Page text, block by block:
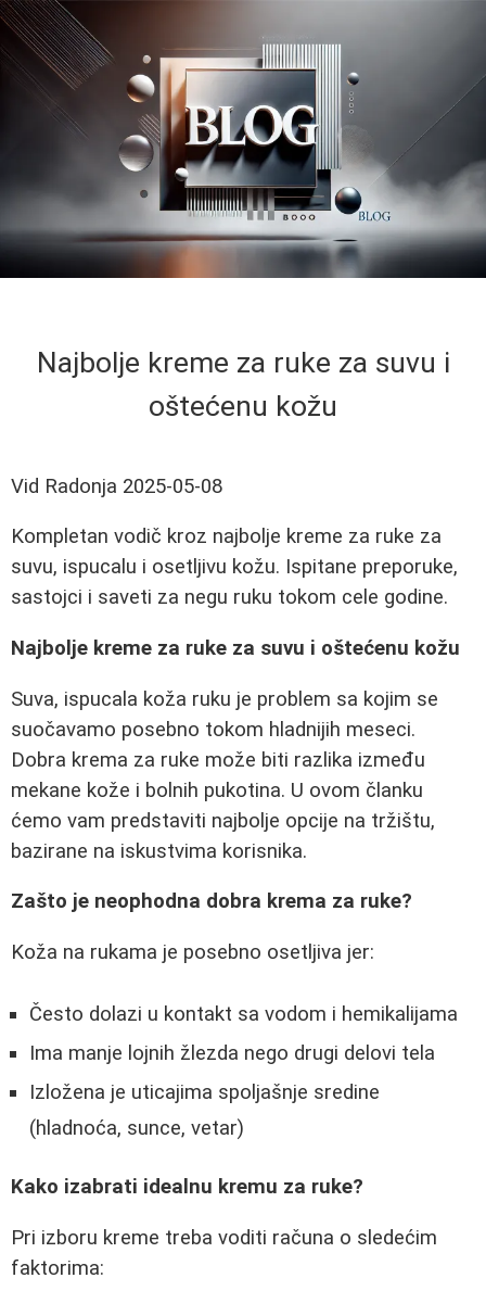
Najbolje kreme za ruke za suvu i
oštećenu kožu
Vid Radonja 2025-05-08
Kompletan vodič kroz najbolje kreme za ruke za
suvu, ispucalu i osetljivu kožu. Ispitane preporuke,
sastojci i saveti za negu ruku tokom cele godine.
Najbolje kreme za ruke za suvu i oštećenu kožu
Suva, ispucala koža ruku je problem sa kojim se
suočavamo posebno tokom hladnijih meseci.
Dobra krema za ruke može biti razlika između
mekane kože i bolnih pukotina. U ovom članku
ćemo vam predstaviti najbolje opcije na tržištu,
bazirane na iskustvima korisnika.
Zašto je neophodna dobra krema za ruke?
Koža na rukama je posebno osetljiva jer:
Često dolazi u kontakt sa vodom i hemikalijama
Ima manje lojnih žlezda nego drugi delovi tela
Izložena je uticajima spoljašnje sredine
(hladnoća, sunce, vetar)
Kako izabrati idealnu kremu za ruke?
Pri izboru kreme treba voditi računa o sledećim
faktorima: